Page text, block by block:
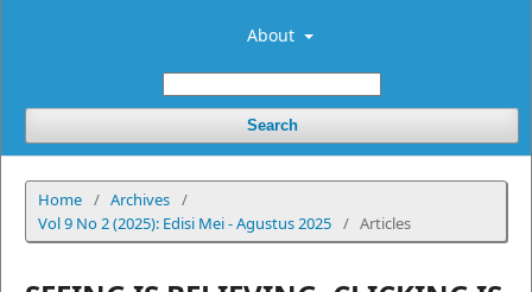
About
Search
Home / Archives /
Vol 9 No 2 (2025): Edisi Mei - Agustus 2025 / Articles